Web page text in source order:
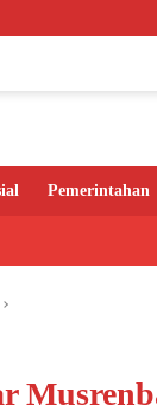
Jejak Pohon
Pemerintahan